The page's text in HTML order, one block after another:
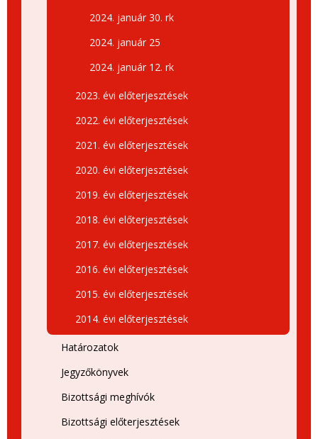
2024. január 30. rk
2024. január 25
2024. január 12. rk
2023. évi előterjesztések
2022. évi előterjesztések
2021. évi előterjesztések
2020. évi előterjesztések
2019. évi előterjesztések
2018. évi előterjesztések
2017. évi előterjesztések
2016. évi előterjesztések
2015. évi előterjesztések
2014. évi előterjesztések
Határozatok
Jegyzőkönyvek
Bizottsági meghívók
Bizottsági előterjesztések